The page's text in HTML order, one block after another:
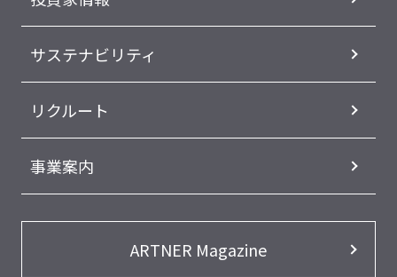
サステナビリティ
リクルート
事業案内
ARTNER Magazine